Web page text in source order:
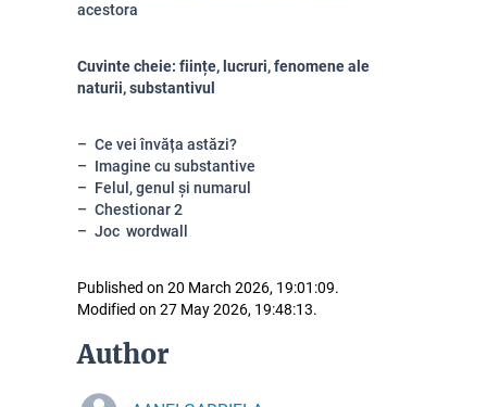
acestora
Cuvinte cheie: ființe, lucruri, fenomene ale
naturii, substantivul
Ce vei învăța astăzi?
Imagine cu substantive
Felul, genul și numarul
Chestionar 2
Joc wordwall
Published on 20 March 2026, 19:01:09.
Modified on 27 May 2026, 19:48:13.
Author